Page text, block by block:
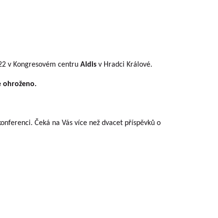
v Kongresovém centru Aldis v Hradci Králové.
ohroženo.
Čeká na Vás více než dvacet příspěvků o